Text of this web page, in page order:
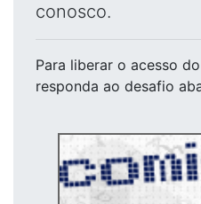
conosco.
Para liberar o acesso
responda ao desafio